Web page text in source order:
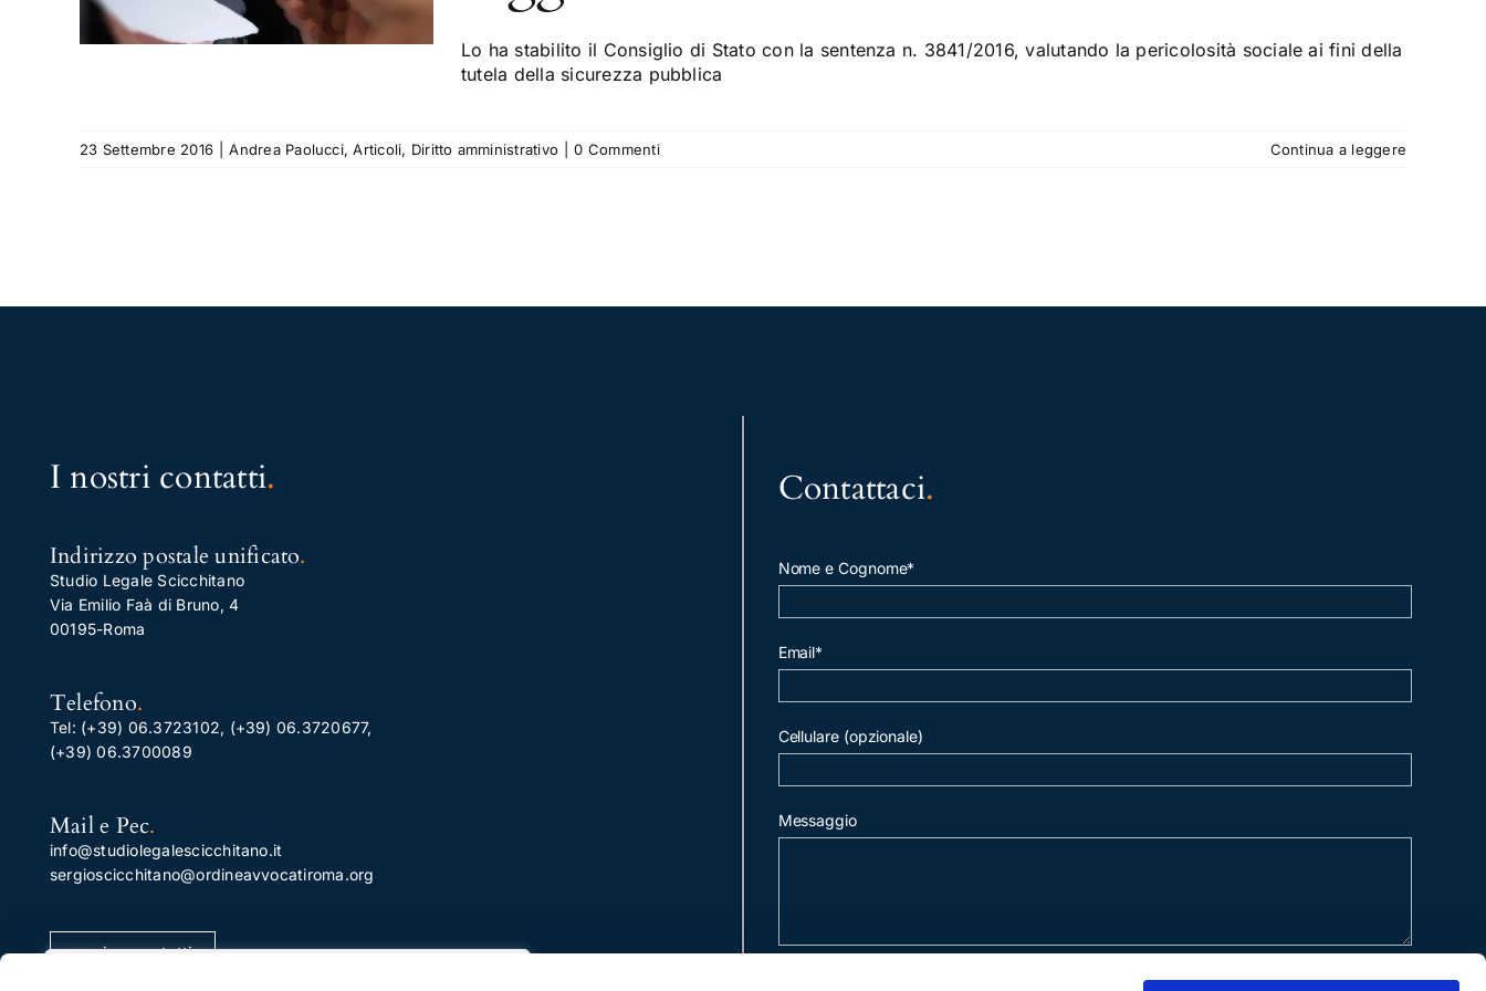
Lo ha stabilito il Consiglio di Stato con la sentenza n. 3841/2016, valutando la pericolosità sociale ai fini della
tutela della sicurezza pubblica
23 Settembre 2016 Andrea Paolucci,Articoli, Diritto amministrativo 0 Commenti Continua a leggere
I nostri contatti.
Indirizzo postale unificato.
Studio Legale Scicchitano
Via Emilio Faà di Bruno, 4
00195-Roma
Telefono.
Tel: (+39) 06.3723102, (+39) 06.3720677,
(+39) 06.3700089
Mail e Pec.
info@studiolegalescicchitano.it
sergioscicchitano@ordineavvocatiroma.org
pagina contatti
Contattaci.
Nome e Cognome*
Email*
Cellulare (opzionale)
Messaggio